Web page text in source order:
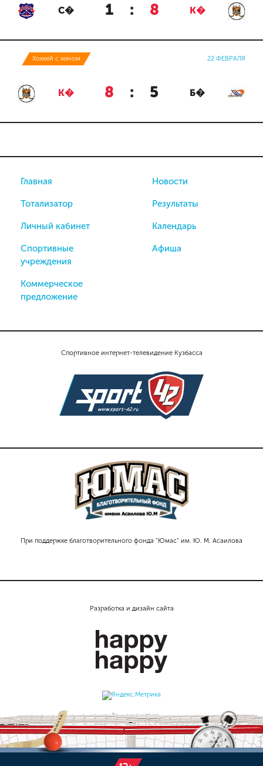
С� 1 : 8 К�
Хоккей с мячом 22 ФЕВРАЛЯ
К� 8 : 5 Б�
Спортивное интернет-телевидение Кузбасса
При поддержке благотворительного фонда "Юмас" им. Ю. М. Асаилова
Главная
Тотализатор
Личный кабинет
Спортивные
учреждения
Коммерческое
предложение
Новости
Результаты
Календарь
Афиша
Разработка и дизайн сайта